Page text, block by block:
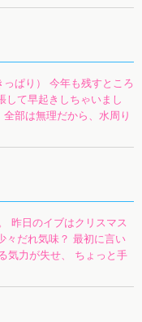
ぱり） 今年も残すところ
して早起きしちゃいまし
部は無理だから、水周り
昨日のイブはクリスマス
々だれ気味？ 最初に言い
気力が失せ、 ちょっと手